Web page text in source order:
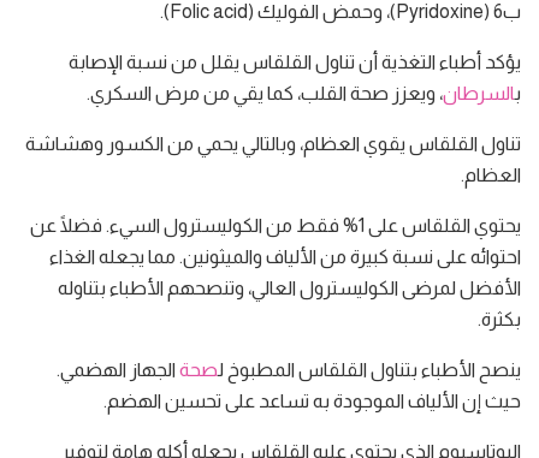
ب6 (Pyridoxine)، وحمض الفوليك (Folic acid).
يؤكد أطباء التغذية أن تناول القلقاس يقلل من نسبة الإصابة
بالسرطان، ويعزز صحة القلب، كما يقي من مرض السكري.
تناول القلقاس يقوي العظام، وبالتالي يحمي من الكسور وهشاشة
العظام.
يحتوي القلقاس على 1% فقط من الكوليسترول السيء. فضلًا عن
احتوائه على نسبة كبيرة من الألياف والميثونين. مما يجعله الغذاء
الأفضل لمرضى الكوليسترول العالي، وتنصحهم الأطباء بتناوله
بكثرة.
ينصح الأطباء بتناول القلقاس المطبوخ لصحة الجهاز الهضمي.
حيث إن الألياف الموجودة به تساعد على تحسين الهضم.
البوتاسيوم الذي يحتوي عليه القلقاس يجعله أكله هامة لتوفير